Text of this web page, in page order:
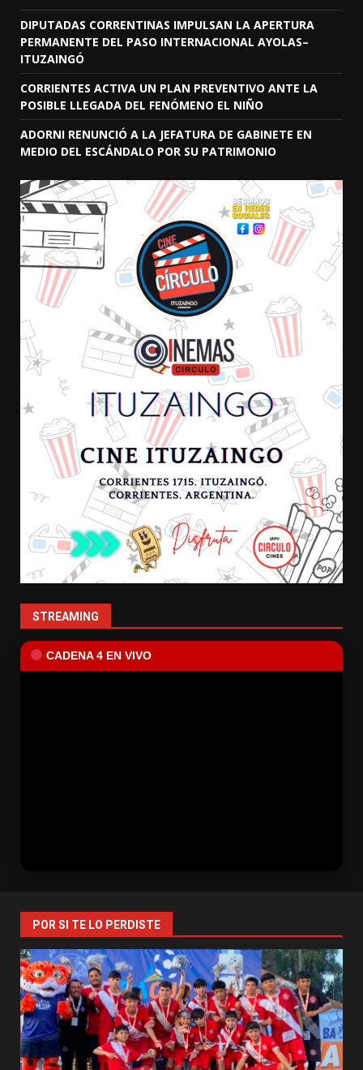
DIPUTADAS CORRENTINAS IMPULSAN LA APERTURA
PERMANENTE DEL PASO INTERNACIONAL AYOLAS–
ITUZAINGÓ
CORRIENTES ACTIVA UN PLAN PREVENTIVO ANTE LA
POSIBLE LLEGADA DEL FENÓMENO EL NIÑO
ADORNI RENUNCIÓ A LA JEFATURA DE GABINETE EN
MEDIO DEL ESCÁNDALO POR SU PATRIMONIO
STREAMING
CADENA 4 EN VIVO
POR SI TE LO PERDISTE